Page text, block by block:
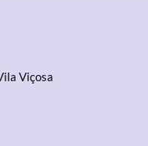
Viçosa